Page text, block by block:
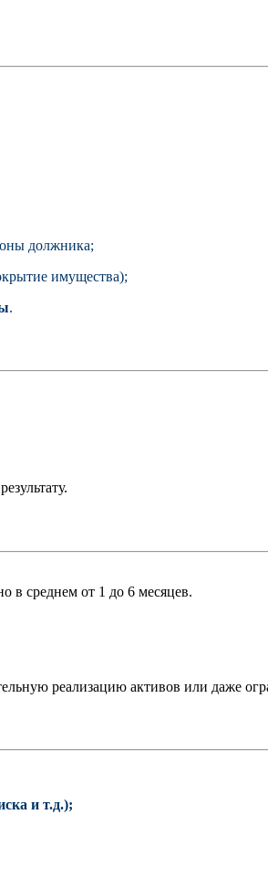
должника;
имущества);
.
в среднем от 1 до 6 месяцев.
реализацию активов или даже
и т.д.);